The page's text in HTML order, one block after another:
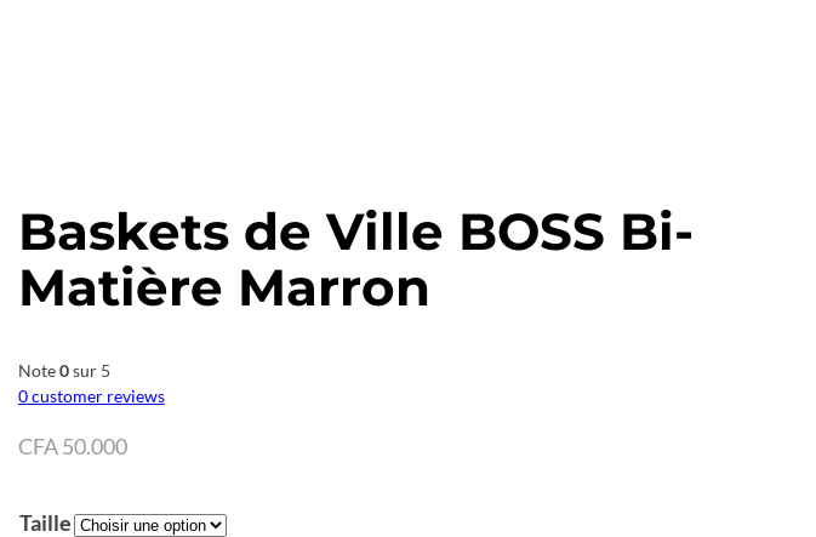
Baskets de Ville BOSS Bi-
Matière Marron
Note0sur 5
0customer reviews
CFA50.000
Taille